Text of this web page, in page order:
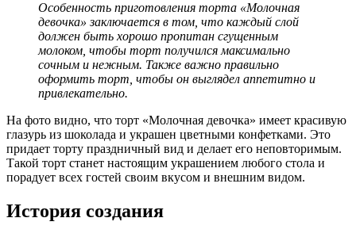
Особенность приготовления торта «Молочная
девочка» заключается в том, что каждый слой
должен быть хорошо пропитан сгущенным
молоком, чтобы торт получился максимально
сочным и нежным. Также важно правильно
оформить торт, чтобы он выглядел аппетитно и
привлекательно.
На фото видно, что торт «Молочная девочка» имеет красивую
глазурь из шоколада и украшен цветными конфетками. Это
придает торту праздничный вид и делает его неповторимым.
Такой торт станет настоящим украшением любого стола и
порадует всех гостей своим вкусом и внешним видом.
История создания